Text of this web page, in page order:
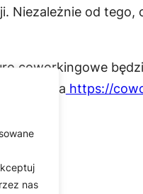
nas
Niezależnie od
coworkingowe
z nami na https://